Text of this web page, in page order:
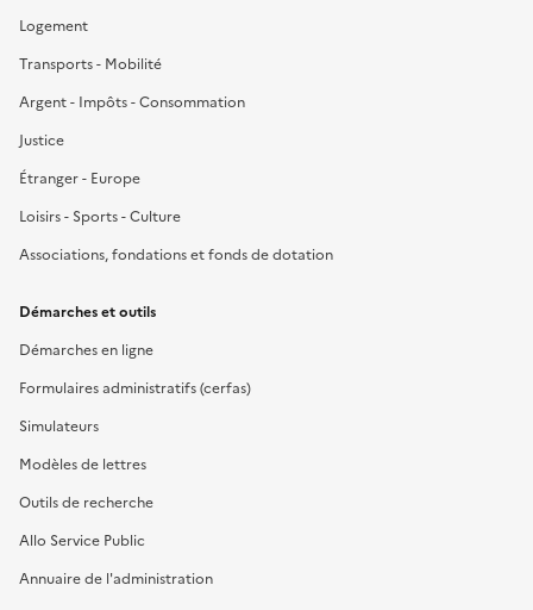
Logement
Transports - Mobilité
Argent - Impôts - Consommation
Justice
Étranger - Europe
Loisirs - Sports - Culture
Associations, fondations et fonds de dotation
Démarches et outils
Démarches en ligne
Formulaires administratifs (cerfas)
Simulateurs
Modèles de lettres
Outils de recherche
Allo Service Public
Annuaire de l'administration